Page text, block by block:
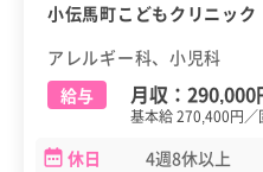
小伝馬町こどもクリニック
アレルギー科、小児科
給与
月収： 290,000
基本給 270,400円
休日
4週8休以上